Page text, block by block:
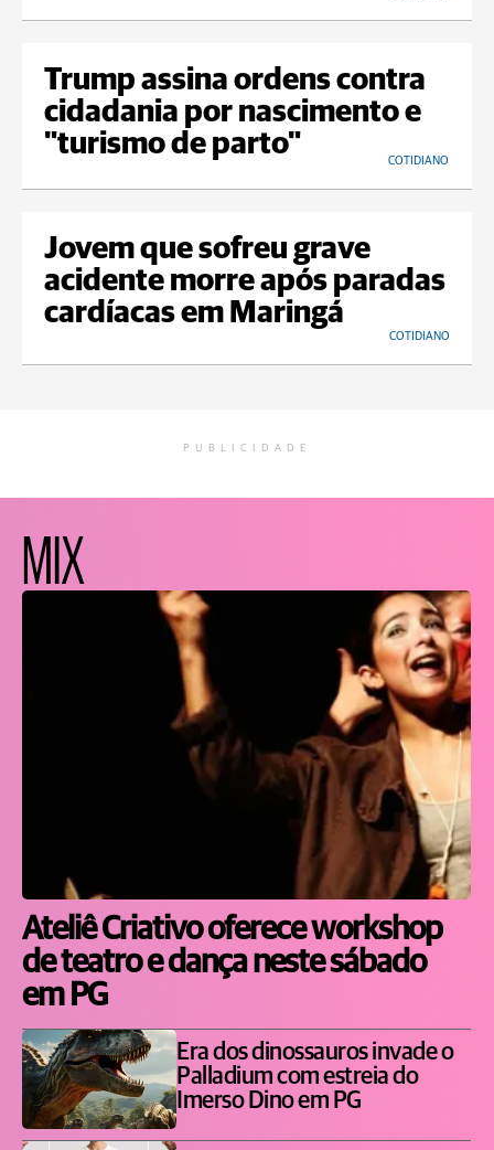
Trump assina ordens contra
cidadania por nascimento e
"turismo de parto"
COTIDIANO
Jovem que sofreu grave
acidente morre após paradas
cardíacas em Maringá
COTIDIANO
PUBLICIDADE
MIX
Ateliê Criativo oferece workshop
de teatro e dança neste sábado
em PG
Era dos dinossauros invade o
Palladium com estreia do
Imerso Dino em PG